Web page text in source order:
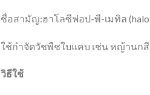
ชื่อสามัญ:ฮาโลซีฟอป-พี-เมทิล
ใช้กำจัดวัชพืชใบแคบ เช่น หญ้าน
วิธีใช้